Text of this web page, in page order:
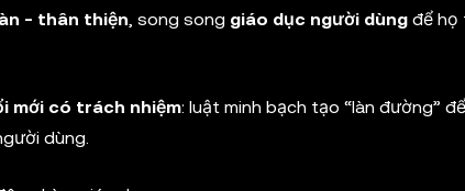
- thân thiện, song song giáo dục người dùng để họ
mới có trách nhiệm: luật minh bạch tạo “làn đường”
dùng.